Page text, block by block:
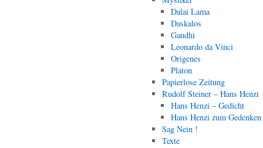
Dalai Lama
Daskalos
Gandhi
Leonardo da Vinci
Origenes
Platon
Papierlose Zeitung
Rudolf Steiner – Hans Henzi
Hans Henzi – Gedicht
Hans Henzi zum Gedenken
Sag Nein !
Texte